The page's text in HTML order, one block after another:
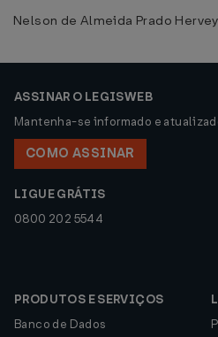
Nelson de Almeida Prado
ASSINAR O LEGISWEB
Mantenha-se informado e
COMO ASSINAR
LIGUE GRÁTIS
0800 202 5544
PRODUTOS E SERVIÇOS
Banco de Dados